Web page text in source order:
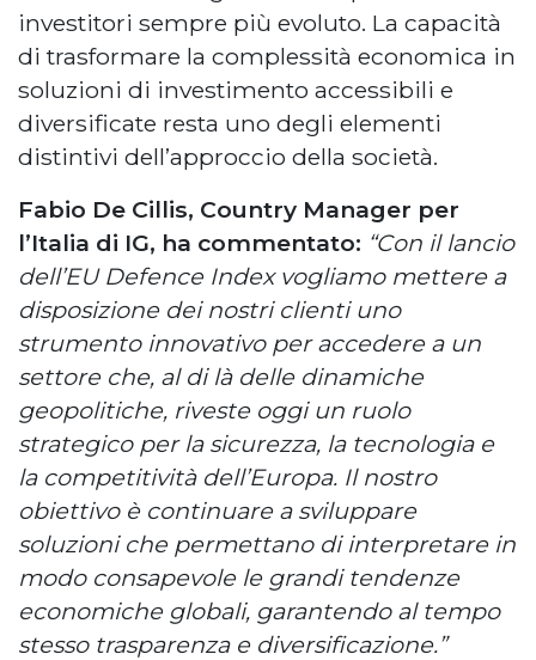
investitori sempre più evoluto. La capacità
di trasformare la complessità economica in
soluzioni di investimento accessibili e
diversificate resta uno degli elementi
distintivi dell’approccio della società.
Fabio De Cillis, Country Manager per
l’Italia di IG, ha commentato: “Con il lancio
dell’EU Defence Index vogliamo mettere a
disposizione dei nostri clienti uno
strumento innovativo per accedere a un
settore che, al di là delle dinamiche
geopolitiche, riveste oggi un ruolo
strategico per la sicurezza, la tecnologia e
la competitività dell’Europa. Il nostro
obiettivo è continuare a sviluppare
soluzioni che permettano di interpretare in
modo consapevole le grandi tendenze
economiche globali, garantendo al tempo
stesso trasparenza e diversificazione.”